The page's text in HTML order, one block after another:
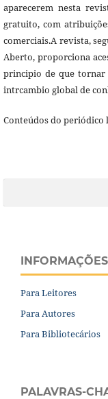
aparecerem nesta
gratuito, com
comerciais.A revista,
Aberto, proporciona
principio de que tornar
intrcambio global de
Conteúdos do periódico
INFORMAÇÕES
Para Leitores
Para Autores
Para Bibliotecários
PALAVRAS-